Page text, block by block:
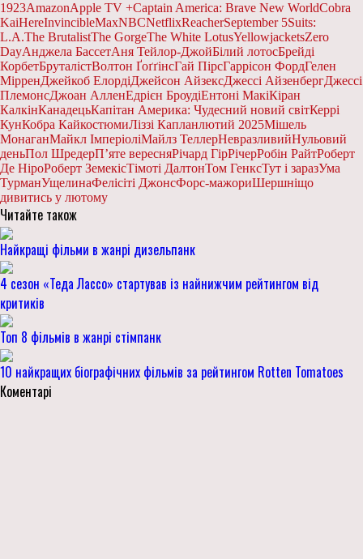
1923AmazonApple TV +Captain America: Brave New WorldCobra
KaiHereInvincibleMaxNBCNetflixReacherSeptember 5Suits:
L.A.The BrutalistThe GorgeThe White LotusYellowjacketsZero
DayАнджела БассетАня Тейлор-ДжойБілий лотосБрейді
КорбетБруталістВолтон ҐоґґінсГай ПірсГаррісон ФордГелен
МірренДжейкоб ЕлордіДжейсон АйзексДжессі АйзенбергДжессі
ПлемонсДжоан АлленЕдрієн БроудіЕнтоні МакіКіран
КалкінКанадецьКапітан Америка: Чудесний новий світКеррі
КунКобра КайкостюмиЛіззі Капланлютий 2025Мішель
МонаганМайкл ІмперіоліМайлз ТеллерНевразливийНульовий
деньПол ШредерП’яте вересняРічард ГірРічерРобін РайтРоберт
Де НіроРоберт ЗемекісТімоті ДалтонТом ГенксТут і заразУма
ТурманУщелинаФелісіті ДжонсФорс-мажориШершніщо
дивитись у лютому
Читайте також
Найкращі фільми в жанрі дизельпанк
4 сезон «Теда Лассо» стартував із найнижчим рейтингом від
критиків
Топ 8 фільмів в жанрі стімпанк
10 найкращих біографічних фільмів за рейтингом Rotten Tomatoes
Коментарі